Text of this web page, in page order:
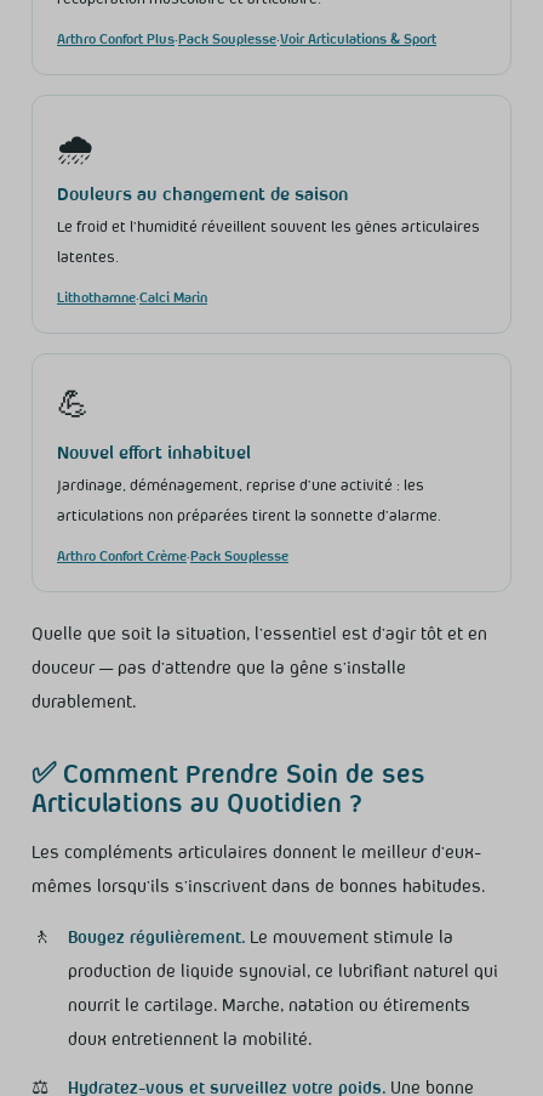
Arthro Confort Plus·Pack Souplesse·Voir Articulations & Sport
🌧️
Douleurs au changement de saison
Le froid et l’humidité réveillent souvent les gênes articulaires
latentes.
Lithothamne·Calci Marin
💪
Nouvel effort inhabituel
Jardinage, déménagement, reprise d’une activité : les
articulations non préparées tirent la sonnette d’alarme.
Arthro Confort Crème·Pack Souplesse
Quelle que soit la situation, l’essentiel est d’agir tôt et en
douceur — pas d’attendre que la gêne s’installe
durablement.
✅ Comment Prendre Soin de ses
Articulations au Quotidien ?
Les compléments articulaires donnent le meilleur d’eux-
mêmes lorsqu’ils s’inscrivent dans de bonnes habitudes.
🚶 Bougez régulièrement. Le mouvement stimule la
production de liquide synovial, ce lubrifiant naturel qui
nourrit le cartilage. Marche, natation ou étirements
doux entretiennent la mobilité.
⚖️ Hydratez-vous et surveillez votre poids. Une bonne